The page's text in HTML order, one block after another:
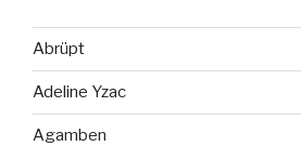
Abrüpt
Adeline Yzac
Agamben